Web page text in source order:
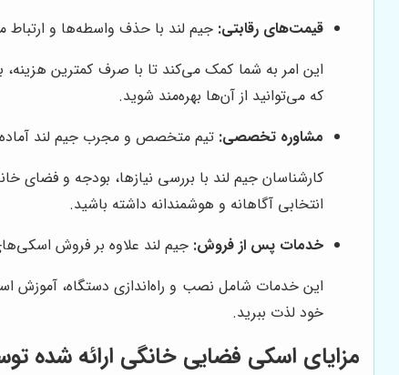
قیمت‌های رقابتی: جیم لند با حذف واسطه‌ها و ارتباط
این امر به شما کمک می‌کند تا با صرف کمترین هزینه،
که می‌توانید از آن‌ها بهره‌مند شوید.
مشاوره تخصصی: تیم متخصص و مجرب جیم لند
کارشناسان جیم لند با بررسی نیازها، بودجه و
انتخابی آگاهانه و هوشمندانه داشته باشید.
خدمات پس از فروش: جیم لند علاوه بر فروش
این خدمات شامل نصب و راه‌اندازی دستگاه، آموزش
خود لذت ببرید.
مزایای اسکی فضایی خانگی ارائه شده